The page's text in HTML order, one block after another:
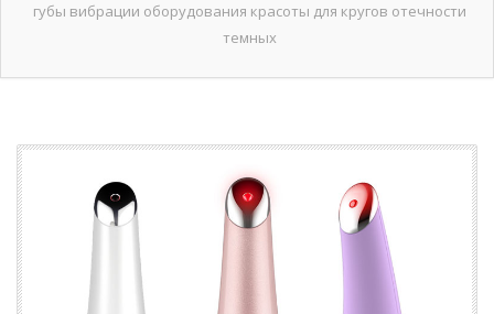
губы вибрации оборудования красоты для кругов отечности
темных